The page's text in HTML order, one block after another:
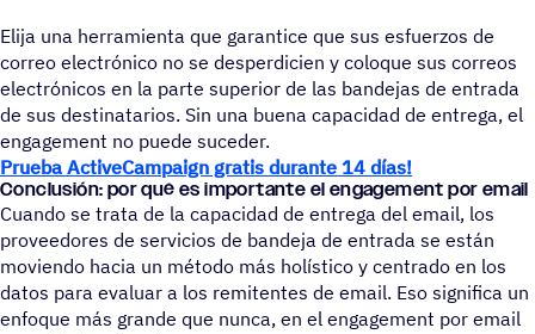
Elija una herramienta que garantice que sus esfuerzos de
correo electrónico no se desperdicien y coloque sus correos
electrónicos en la parte superior de las bandejas de entrada
de sus destinatarios. Sin una buena capacidad de entrega, el
engagement no puede suceder.
Prueba ActiveCampaign gratis durante 14 días!
Conclu­sión: por qué es impor­tante el enga­ge­ment por email
Cuando se trata de la capacidad de entrega del email, los
proveedores de servicios de bandeja de entrada se están
moviendo hacia un método más holístico y centrado en los
datos para evaluar a los remitentes de email. Eso significa un
enfoque más grande que nunca, en el engagement por email